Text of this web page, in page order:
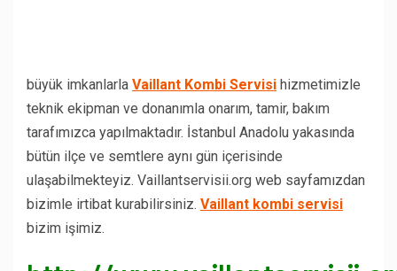
büyük imkanlarla Vaillant Kombi Servisi hizmetimizle
teknik ekipman ve donanımla onarım, tamir, bakım
tarafımızca yapılmaktadır. İstanbul Anadolu yakasında
bütün ilçe ve semtlere aynı gün içerisinde
ulaşabilmekteyiz. Vaillantservisii.org web sayfamızdan
bizimle irtibat kurabilirsiniz. Vaillant kombi servisi
bizim işimiz.